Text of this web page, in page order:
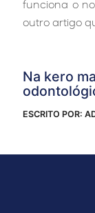
funciona o
outro artigo
Na kero
ESCRITO POR: